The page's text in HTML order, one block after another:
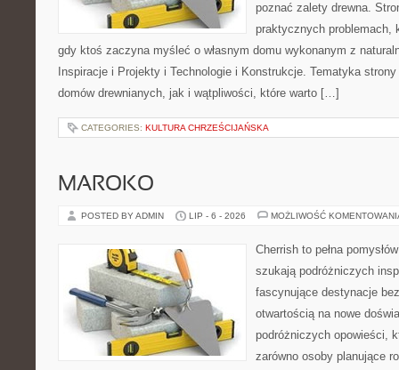
poznać zalety drewna.
praktycznych problemach,
gdy ktoś zaczyna myśleć o własnym domu wykonanym z
Inspiracje i Projekty i Technologie i Konstrukcje. Tematyka
domów drewnianych, jak i wątpliwości, które warto […]
CATEGORIES: KULTURA CHRZEŚCIJAŃSKA
MAROKO
POSTED BY ADMIN LIP - 6 - 2026 MOŻLIWOŚĆ
Cherrish to pełna
szukają podróżniczych
fascynujące destynacje
otwartością na nowe
podróżniczych opowieści,
zarówno osoby planujące